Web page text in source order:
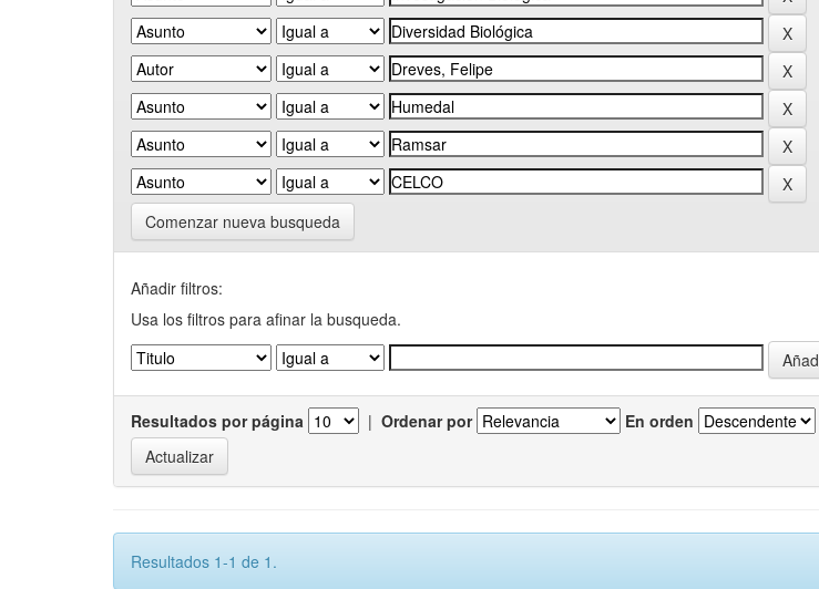
Comenzar nueva busqueda
Añadir filtros:
Usa los filtros para afinar la busqueda.
Resultados por página | Ordenar por En orden
Resultados 1-1 de 1.